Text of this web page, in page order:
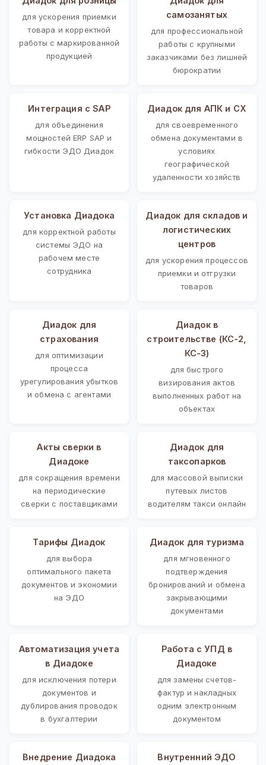
для ускорения приемки
товара и корректной
работы с маркированной
продукцией
самозанятых
для профессиональной
работы с крупными
заказчиками без лишней
бюрократии
Интеграция с SAP
для объединения
мощностей ERP SAP и
гибкости ЭДО Диадок
Диадок для АПК и СХ
для своевременного
обмена документами в
условиях
географической
удаленности хозяйств
Установка Диадока
для корректной работы
системы ЭДО на
рабочем месте
сотрудника
Диадок для складов и
логистических
центров
для ускорения процессов
приемки и отгрузки
товаров
Диадок для
страхования
для оптимизации
процесса
урегулирования убытков
и обмена с агентами
Диадок в
строительстве (КС-2,
КС-3)
для быстрого
визирования актов
выполненных работ на
объектах
Акты сверки в
Диадоке
для сокращения времени
на периодические
сверки с поставщиками
Диадок для
таксопарков
для массовой выписки
путевых листов
водителям такси онлайн
Тарифы Диадок
для выбора
оптимального пакета
документов и экономии
на ЭДО
Диадок для туризма
для мгновенного
подтверждения
бронирований и обмена
закрывающими
документами
Автоматизация учета
в Диадоке
для исключения потери
документов и
дублирования проводок
в бухгалтерии
Работа с УПД в
Диадоке
для замены счетов-
фактур и накладных
одним электронным
документом
Внедрение Диадока
Внутренний ЭДО